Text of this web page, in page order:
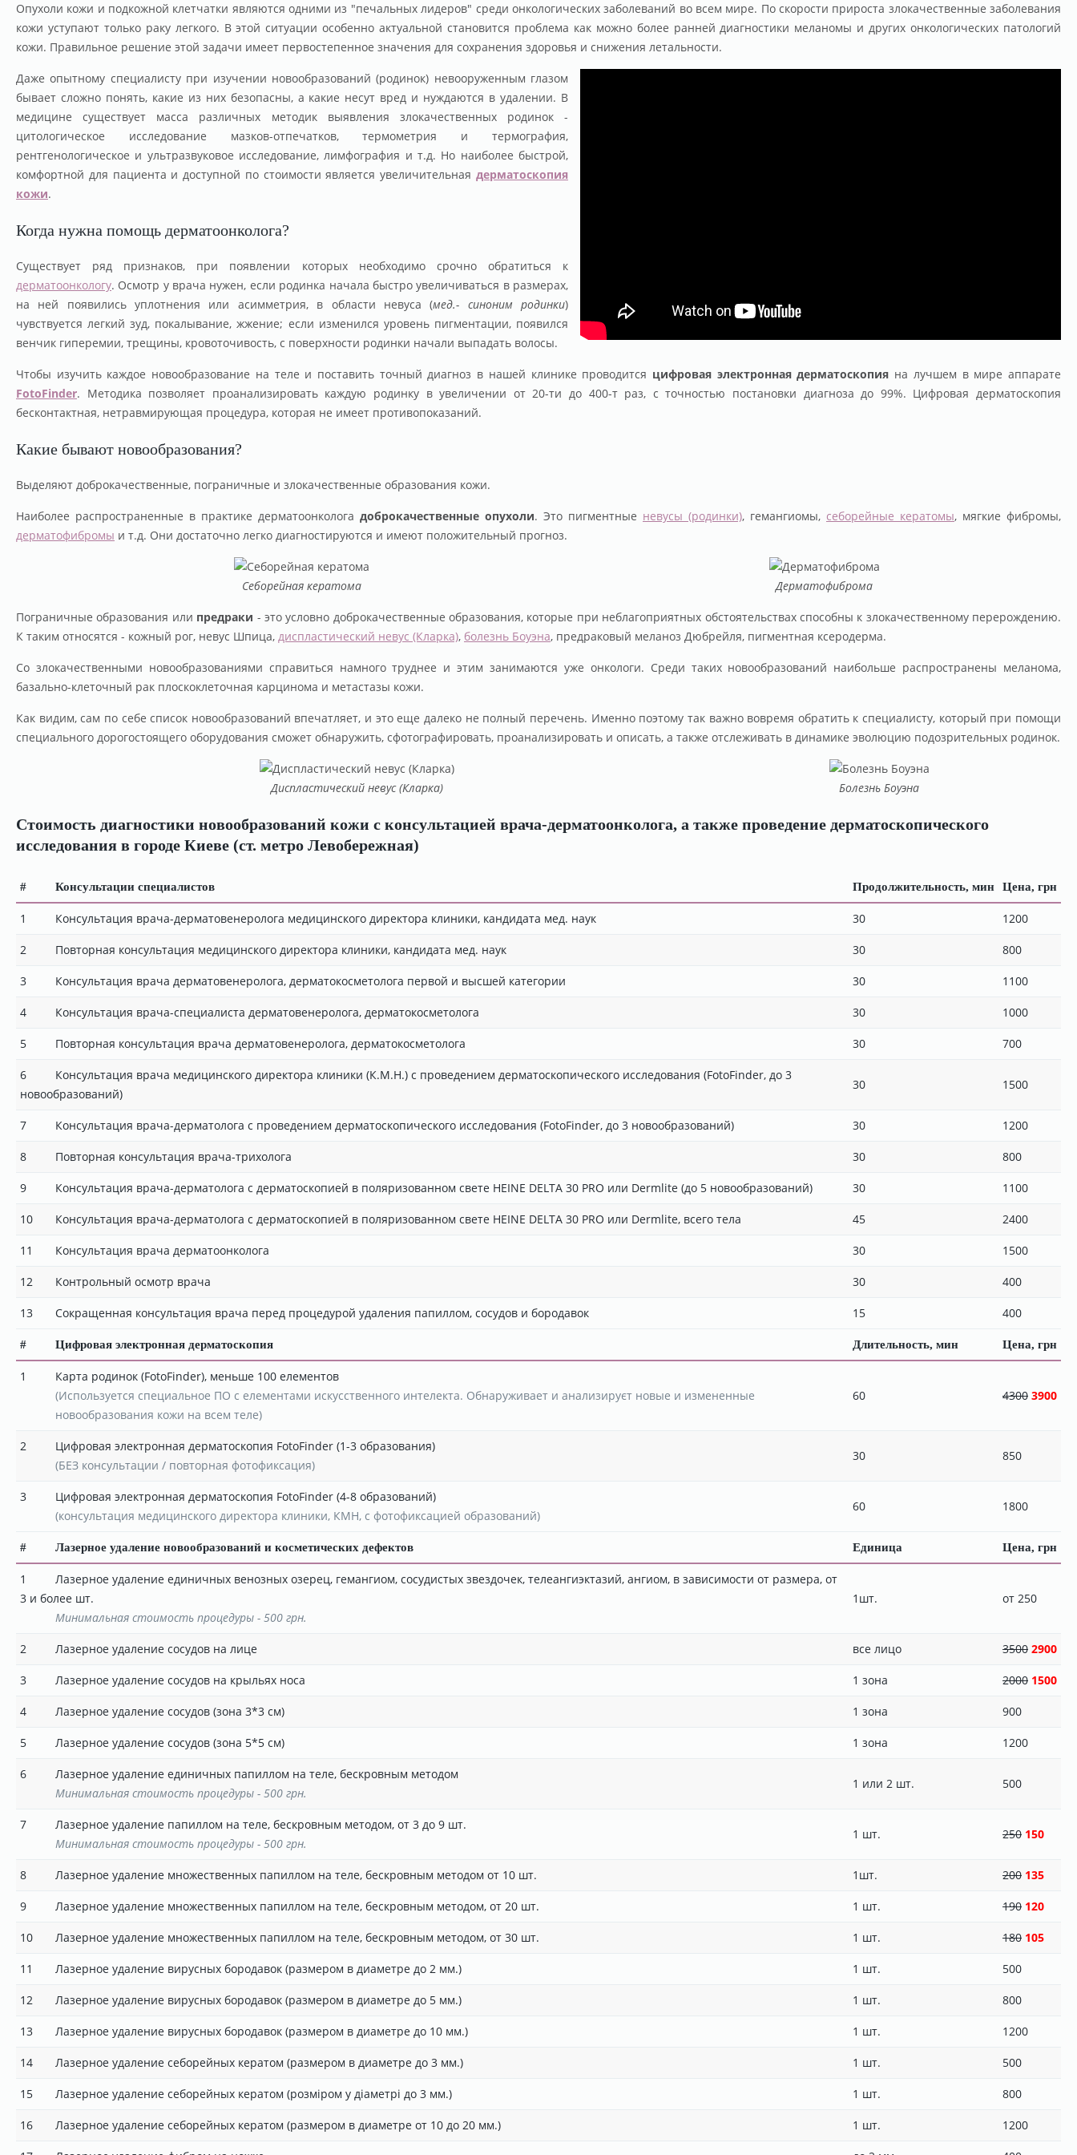
Опухоли кожи и подкожной клетчатки являются одними из "печальных лидеров" среди онкологических заболеваний во всем мире. По скорости прироста злокачественные заболевания
кожи уступают только раку легкого. В этой ситуации особенно актуальной становится проблема как можно более ранней диагностики меланомы и других онкологических патологий
кожи. Правильное решение этой задачи имеет первостепенное значения для сохранения здоровья и снижения летальности.
Даже опытному специалисту при изучении новообразований (родинок) невооруженным глазом
бывает сложно понять, какие из них безопасны, а какие несут вред и нуждаются в удалении. В
медицине существует масса различных методик выявления злокачественных родинок -
цитологическое исследование мазков-отпечатков, термометрия и термография,
рентгенологическое и ультразвуковое исследование, лимфография и т.д. Но наиболее быстрой,
комфортной для пациента и доступной по стоимости является увеличительная дерматоскопия
кожи.
Когда нужна помощь дерматоонколога?
Существует ряд признаков, при появлении которых необходимо срочно обратиться к
дерматоонкологу. Осмотр у врача нужен, если родинка начала быстро увеличиваться в размерах,
на ней появились уплотнения или асимметрия, в области невуса (мед.- синоним родинки)
чувствуется легкий зуд, покалывание, жжение; если изменился уровень пигментации, появился
венчик гиперемии, трещины, кровоточивость, с поверхности родинки начали выпадать волосы.
Чтобы изучить каждое новообразование на теле и поставить точный диагноз в нашей клинике проводится цифровая электронная дерматоскопия на лучшем в мире аппарате
FotoFinder. Методика позволяет проанализировать каждую родинку в увеличении от 20-ти до 400-т раз, с точностью постановки диагноза до 99%. Цифровая дерматоскопия
бесконтактная, нетравмирующая процедура, которая не имеет противопоказаний.
Какие бывают новообразования?
Выделяют доброкачественные, пограничные и злокачественные образования кожи.
Наиболее распространенные в практике дерматоонколога доброкачественные опухоли. Это пигментные невусы (родинки), гемангиомы, себорейные кератомы, мягкие фибромы,
дерматофибромы и т.д. Они достаточно легко диагностируются и имеют положительный прогноз.
Себорейная кератома Дерматофиброма
Пограничные образования или предраки - это условно доброкачественные образования, которые при неблагоприятных обстоятельствах способны к злокачественному перерождению.
К таким относятся - кожный рог, невус Шпица, диспластический невус (Кларка), болезнь Боуэна, предраковый меланоз Дюбрейля, пигментная ксеродерма.
Со злокачественными новообразованиями справиться намного труднее и этим занимаются уже онкологи. Среди таких новообразований наибольше распространены меланома,
базально-клеточный рак плоскоклеточная карцинома и метастазы кожи.
Как видим, сам по себе список новообразований впечатляет, и это еще далеко не полный перечень. Именно поэтому так важно вовремя обратить к специалисту, который при помощи
специального дорогостоящего оборудования сможет обнаружить, сфотографировать, проанализировать и описать, а также отслеживать в динамике эволюцию подозрительных родинок.
Диспластический невус (Кларка) Болезнь Боуэна
Стоимость диагностики новообразований кожи с консультацией врача-дерматоонколога, а также проведение дерматоскопического
исследования в городе Киеве (ст. метро Левобережная)
# Консультации специалистов Продолжительность, мин Цена, грн
1 Консультация врача-дерматовенеролога медицинского директора клиники, кандидата мед. наук 30 1200
2 Повторная консультация медицинского директора клиники, кандидата мед. наук 30 800
3 Консультация врача дерматовенеролога, дерматокосметолога первой и высшей категории 30 1100
4 Консультация врача-специалиста дерматовенеролога, дерматокосметолога 30 1000
5 Повторная консультация врача дерматовенеролога, дерматокосметолога 30 700
6
Консультация врача медицинского директора клиники (К.М.Н.) с проведением дерматоскопического исследования (FotoFinder, до 3
новообразований)
30 1500
7 Консультация врача-дерматолога с проведением дерматоскопического исследования (FotoFinder, до 3 новообразований) 30 1200
8 Повторная консультация врача-трихолога 30 800
9 Консультация врача-дерматолога с дерматоскопией в поляризованном свете HEINE DELTA 30 PRO или Dermlite (до 5 новообразований) 30 1100
10 Консультация врача-дерматолога с дерматоскопией в поляризованном свете HEINE DELTA 30 PRO или Dermlite, всего тела 45 2400
11 Консультация врача дерматоонколога 30 1500
12 Контрольный осмотр врача 30 400
13 Сокращенная консультация врача перед процедурой удаления папиллом, сосудов и бородавок 15 400
# Цифровая электронная дерматоскопия Длительность, мин Цена, грн
1
Карта родинок (FotoFinder), меньше 100 елементов
(Используется специальное ПО с елементами искусственного интелекта. Обнаруживает и анализируєт новые и измененные
новообразования кожи на всем теле)
60 4300 3900
2
Цифровая электронная дерматоскопия FotoFinder (1-3 образования)
(БЕЗ консультации / повторная фотофиксация)
30 850
3
Цифровая электронная дерматоскопия FotoFinder (4-8 образований)
(консультация медицинского директора клиники, КМН, с фотофиксацией образований)
60 1800
# Лазерное удаление новообразований и косметических дефектов Единица Цена, грн
1
Лазерное удаление единичных венозных озерец, гемангиом, сосудистых звездочек, телеангиэктазий, ангиом, в зависимости от размера, от
3 и более шт.
Минимальная стоимость процедуры - 500 грн.
1шт. от 250
2 Лазерное удаление сосудов на лице все лицо 3500 2900
3 Лазерное удаление сосудов на крыльях носа 1 зона 2000 1500
4 Лазерное удаление сосудов (зона 3*3 см) 1 зона 900
5 Лазерное удаление сосудов (зона 5*5 см) 1 зона 1200
6
Лазерное удаление единичных папиллом на теле, бескровным методом
Минимальная стоимость процедуры - 500 грн.
1 или 2 шт. 500
7
Лазерное удаление папиллом на теле, бескровным методом, от 3 до 9 шт.
Минимальная стоимость процедуры - 500 грн.
1 шт. 250 150
8 Лазерное удаление множественных папиллом на теле, бескровным методом от 10 шт. 1шт. 200 135
9 Лазерное удаление множественных папиллом на теле, бескровным методом, от 20 шт. 1 шт. 190 120
10 Лазерное удаление множественных папиллом на теле, бескровным методом, от 30 шт. 1 шт. 180 105
11 Лазерное удаление вирусных бородавок (размером в диаметре до 2 мм.) 1 шт. 500
12 Лазерное удаление вирусных бородавок (размером в диаметре до 5 мм.) 1 шт. 800
13 Лазерное удаление вирусных бородавок (размером в диаметре до 10 мм.) 1 шт. 1200
14 Лазерное удаление себорейных кератом (размером в диаметре до 3 мм.) 1 шт. 500
15 Лазерное удаление себорейных кератом (розміром у діаметрі до 3 мм.) 1 шт. 800
16 Лазерное удаление себорейных кератом (размером в диаметре от 10 до 20 мм.) 1 шт. 1200